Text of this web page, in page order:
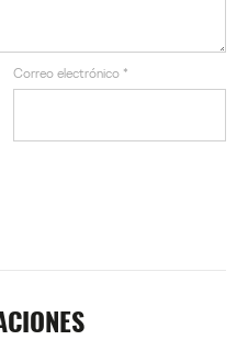
Correo electrónico *